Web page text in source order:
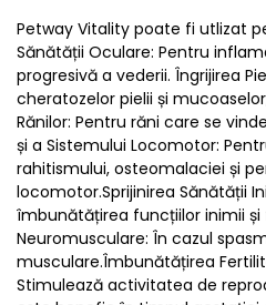
Petway Vitality poate fi utlizat
Sănătății Oculare: Pentru
progresivă a vederii. Îngrijirea
cheratozelor pielii și
Rănilor: Pentru răni care se
și a Sistemului Locomotor:
rahitismului, osteomalaciei și
locomotor.Sprijinirea Sănătății
îmbunătățirea funcțiilor inimii
Neuromusculare: În cazul
musculare.Îmbunătățirea
Stimulează activitatea de